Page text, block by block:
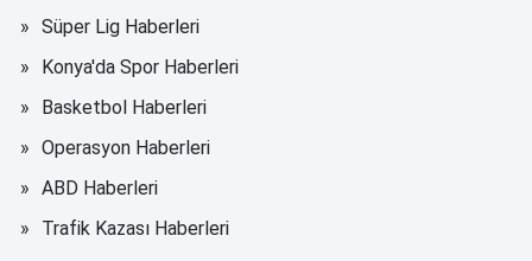
Süper Lig Haberleri
Konya'da Spor Haberleri
Basketbol Haberleri
Operasyon Haberleri
ABD Haberleri
Trafik Kazası Haberleri